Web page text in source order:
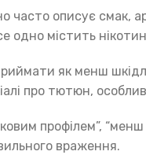
описує смак,
одно містить
як менш
про тютюн,
профілем”,
враження.